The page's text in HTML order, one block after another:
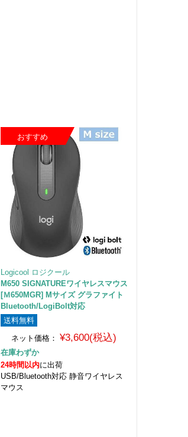
おすすめ
Logicool ロジクール
M650 SIGNATUREワイヤレスマウス
[Ｍ650MGR] Mサイズ グラファイト
Bluetooth/LogiBolt対応
送料無料
ネット価格：
¥3,600(税込)
在庫わずか
24時間以内に出荷
USB/Bluetooth対応 静音ワイヤレス
マウス